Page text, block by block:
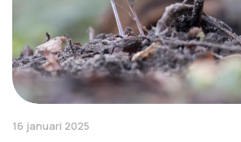
16 januari 2025